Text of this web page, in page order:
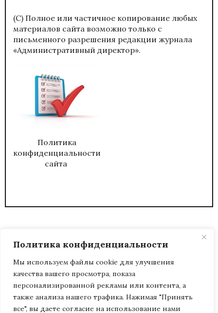
Политика конфиденциальности
Мы используем файлы cookie для улучшения
качества вашего просмотра, показа
персонализированной рекламы или контента, а
также анализа нашего трафика. Нажимая "Принять
все", вы даете согласие на использование нами
(С) Полное или частичное копирование любых
материалов сайта возможно только с
письменного разрешения редакции журнала
«Административный директор».
Политика
конфиденциальности
сайта
ДИРЕКТОР.